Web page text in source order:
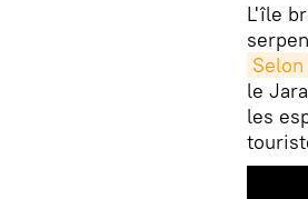
L'île
le
les